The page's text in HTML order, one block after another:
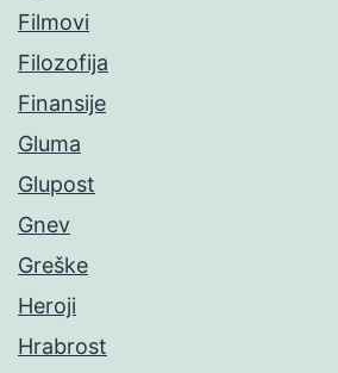
Filmovi
Filozofija
Finansije
Gluma
Glupost
Gnev
Greške
Heroji
Hrabrost